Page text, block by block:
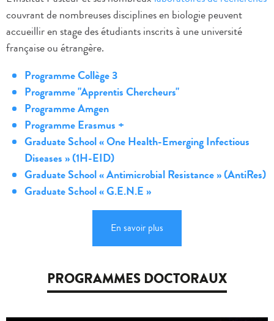
couvrant de nombreuses disciplines en biologie peuvent
accueillir en stage des étudiants inscrits à une université
française ou étrangère.
Programme Collège 3
Programme "Apprentis Chercheurs"
Programme Amgen
Programme Erasmus +
Graduate School « One Health-Emerging Infectious
Diseases » (1H-EID)
Graduate School « Antimicrobial Resistance » (AntiRes)
Graduate School « G.E.N.E »
En savoir plus
PROGRAMMES DOCTORAUX